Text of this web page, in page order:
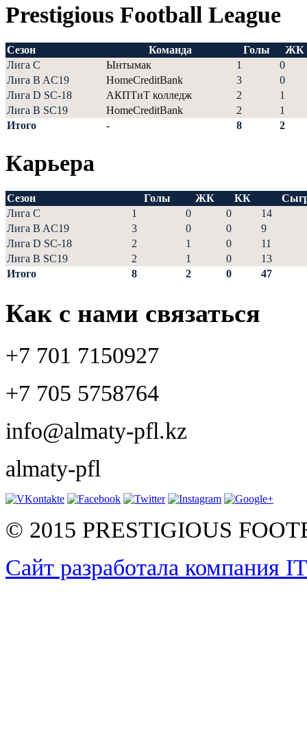
Prestigious Football League
Сезон Команда Голы
ЖК
Лига С
Ынтымак 1
0
Лига B AC19
HomeCreditBank 3
0
Лига D SC-18
АКПТиТ колледж 2
1
Лига В SC19
HomeCreditBank 2
1
Итого
- 8 2
Карьера
Сезон Голы ЖК КК
Лига С
1 0 0
14
Лига B AC19
3 0 0
9
Лига D SC-18
2 1 0
11
Лига В SC19
2 1 0
13
Итого
8 2 0 47
Как с нами связаться
+7 701 7150927
+7 705 5758764
info@almaty-pfl.kz
almaty-pfl
© 2015 PRESTIGIOUS
Сайт разработала компания